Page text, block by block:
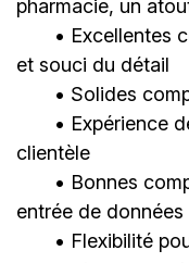
pharmacie, un
• Excellentes
et souci du détail
• Solides
• Expérience
clientèle
• Bonnes
entrée de données
• Flexibilité